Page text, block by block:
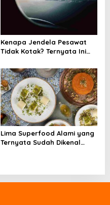
Kenapa Jendela Pesawat
Tidak Kotak? Ternyata Ini
Lima Superfood Alami yang
Ternyata Sudah Dikenal